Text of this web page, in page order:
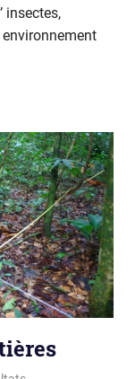
insectes,